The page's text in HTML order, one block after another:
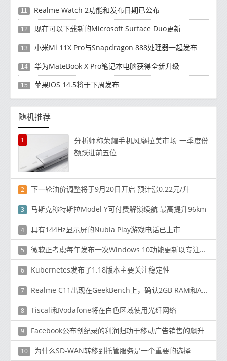
11 Realme Watch 2功能和发布日期已公布
12 现在可以下载新的Microsoft Surface Duo更新
13 小米Mi 11X Pro与Snapdragon 888处理器一起发布
14 华为MateBook X Pro笔记本电脑获得全新升级
15 苹果iOS 14.5将于下周发布
随机推荐
1
分析师称荣耀手机风靡拉美市场 一季度份
额跃进前五位
2 下一轮油价调整将于9月20日开启 预计涨0.22元/升
3 马斯克称特斯拉Model Y可付费解锁续航 最高提升96km
4 具有144Hz显示屏的Nubia Play游戏电话已上市
5 微软正考虑每年发布一次Windows 10功能更新以专注于Windows 10X
6 Kubernetes发布了1.18版本主要关注稳定性
7 Realme C11出现在GeekBench上，确认2GB RAM和Android 10
8 Tiscali和Vodafone将在白色区域使用光纤网络
9 Facebook公布创纪录的利润归功于移动广告销售的飙升
10 为什么SD-WAN转移到托管服务是一个重要的选择